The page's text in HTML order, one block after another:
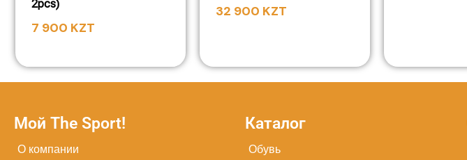
2pcs)
7 900 KZT
32 900 KZT
Мой The Sport!
О компании
Каталог
Обувь